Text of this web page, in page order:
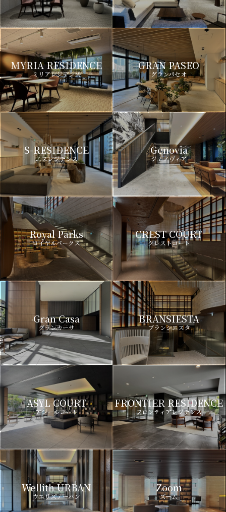
MYRIA RESIDENCE
ミリアレジデンス
GRAN PASEO
グランパセオ
S-RESIDENCE
エスレジデンス
Genovia
ジェノヴィア
Royal Parks
ロイヤルパークス
CREST COURT
クレストコート
Gran Casa
グランカーサ
BRANSIESTA
ブランシエスタ
ASYL COURT
アジールコート
FRONTIER RESIDENCE
フロンティアレジデンス
Wellith URBAN
ウエリスアーバン
Zoom
ズーム